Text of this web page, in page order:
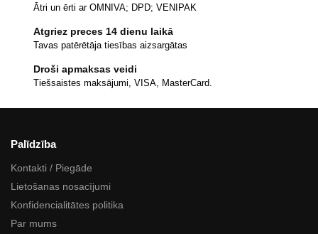
Ātri un ērti ar OMNIVA; DPD; VENIPAK
Atgriez preces 14 dienu laikā
Tavas patērētāja tiesības aizsargātas
Droši apmaksas veidi
Tiešsaistes maksājumi, VISA, MasterCard.
Palīdzība
Kontakti / Piegāde
Lietošanas nosacījumi
Konfidencialitātes politika
Par mums